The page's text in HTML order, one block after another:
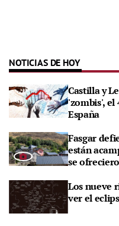
NOTICIAS DE HOY
Castilla y
'zombis',
España
Fasgar
están
se
Los nueve
ver el